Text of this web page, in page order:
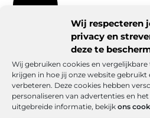
Wij respecteren
privacy en
deze te
Wij gebruiken cookies en
krijgen in hoe jij onze website
verbeteren. Deze cookies hebben
personaliseren van advertenties en
uitgebreide informatie, bekijk ons